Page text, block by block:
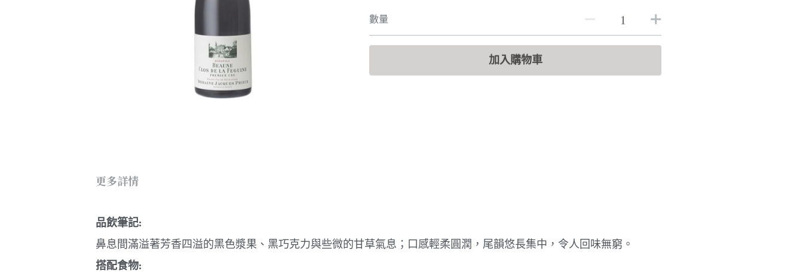
數量
加入購物車
更多詳情
品飲筆記:
鼻息間滿溢著芳香四溢的黑色漿果、黑巧克力與些微的甘草氣息；口感輕柔圓潤，尾韻悠長集中，令人回味無窮。
搭配食物: